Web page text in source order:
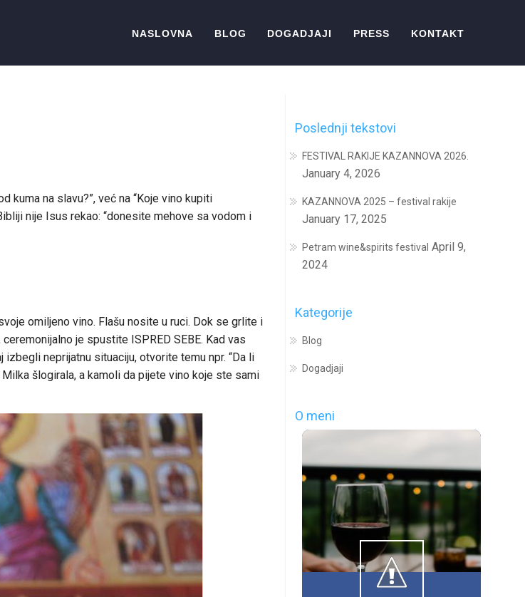
NASLOVNA BLOG DOGADJAJI PRESS KONTAKT
kuma na slavu?”, već na “Koje vino kupiti
nije Isus rekao: “donesite mehove sa vodom i
omiljeno vino. Flašu nosite u ruci. Dok se grlite i
je spustite ISPRED SEBE. Kad vas
neprijatnu situaciju, otvorite temu npr. “Da li
šlogirala, a kamoli da pijete vino koje ste sami
Poslednji tekstovi
FESTIVAL RAKIJE KAZANNOVA 2026.
January 4, 2026
KAZANNOVA 2025 – festival rakije
January 17, 2025
Petram wine&spirits festival April 9,
2024
Kategorije
Blog
Dogadjaji
O meni